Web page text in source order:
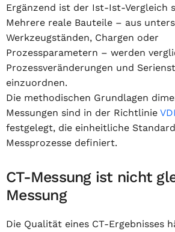
Ergänzend ist der Ist-Ist-Vergleich
Mehrere reale Bauteile – aus
Werkzeugständen, Chargen oder
Prozessparametern – werden
Prozessveränderungen und
einzuordnen.
Die methodischen Grundlagen
Messungen sind in der Richtlinie
festgelegt, die einheitliche
Messprozesse definiert.
CT-Messung ist nicht
Messung
Die Qualität eines CT-Ergebnisses